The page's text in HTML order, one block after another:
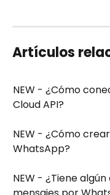
Artículos
NEW - ¿Cómo
Cloud API?
NEW - ¿Cómo
WhatsApp?
NEW - ¿Tiene